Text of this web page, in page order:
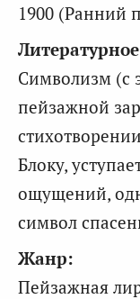
1900 (Ранний
Символизм (с
пейзажной
Блоку,
ощущений,
символ
Жанр:
Пейзажная